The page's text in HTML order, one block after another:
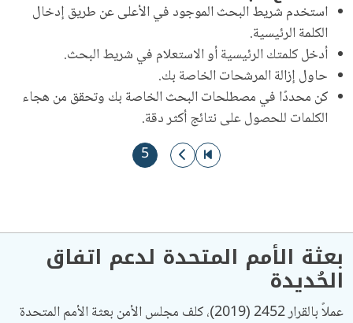
استخدم شريط البحث الموجود في الأعلى عن طريق إدخال
الكلمة الرئيسية.
أدخل كلمتك الرئيسية أو الاستعلام في شريط البحث.
حاول إزالة المرشحات الخاصة بك.
كن محددًا في مصطلحات البحث الخاصة بك وتحقق من هجاء
الكلمات للحصول على نتائج أكثر دقة.
الذهاب إلى الصفحة الأولى
الذهاب إلى الصفحة السابقة
الصفحة الحاليّة
5
بعثة الأمم المتحدة لدعم اتفاق
الحُديدة
عملاً بالقرار 2452 (2019)، كلف مجلس الأمن بعثة الأمم المتحدة